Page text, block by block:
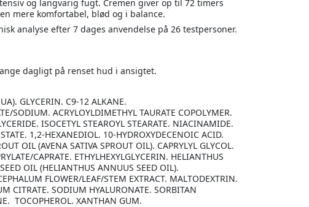
og langvarig fugt. Cremen giver op til 72 timers
mere komfortabel, blød og i balance.
analyse efter 7 dages anvendelse på 26 testpersoner.
dagligt på renset hud i ansigtet.
GLYCERIN. C9-12 ALKANE.
SODIUM. ACRYLOYLDIMETHYL TAURATE COPOLYMER.
ISOCETYL STEAROYL STEARATE. NIACINAMIDE.
1,2-HEXANEDIOL. 10-HYDROXYDECENOIC ACID.
OIL (AVENA SATIVA SPROUT OIL). CAPRYLYL GLYCOL.
CAPRATE. ETHYLHEXYLGLYCERIN. HELIANTHUS
OIL (HELIANTHUS ANNUUS SEED OIL).
FLOWER/LEAF/STEM EXTRACT. MALTODEXTRIN.
CITRATE. SODIUM HYALURONATE. SORBITAN
TOCOPHEROL. XANTHAN GUM.